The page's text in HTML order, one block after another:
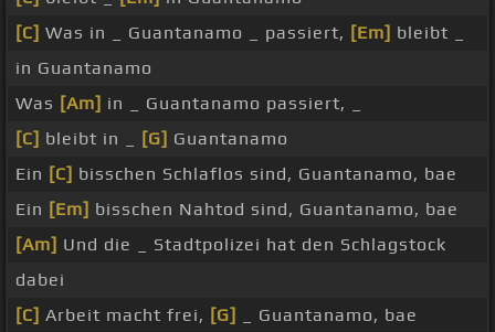
[C] Was in _ Guantanamo _ passiert, [Em] bleibt _
in Guantanamo
Was [Am] in _ Guantanamo passiert, _
[C] bleibt in _ [G] Guantanamo
Ein [C] bisschen Schlaflos sind, Guantanamo, bae
Ein [Em] bisschen Nahtod sind, Guantanamo, bae
[Am] Und die _ Stadtpolizei hat den Schlagstock
dabei
[C] Arbeit macht frei, [G]
_ Guantanamo, bae